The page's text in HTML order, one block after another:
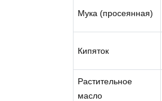
Мука (просеянная)
Кипяток
Растительное
масло